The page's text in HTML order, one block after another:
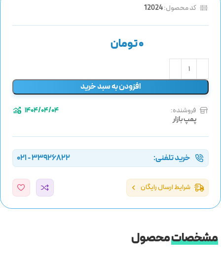
کد محصول:12024
تومان
افزودن به سبد خرید
فروشنده:
پمپ بازار
1404/04/04
خرید تلفنی: 33926822 - 021
شرایط ارسال رایگان
مشخصاتمحصول